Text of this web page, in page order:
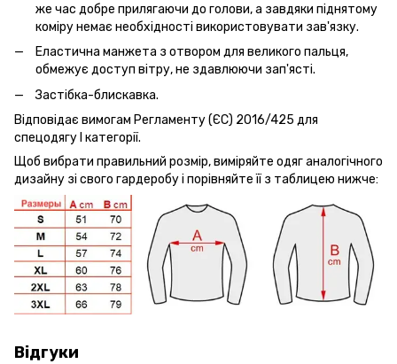
же час добре прилягаючи до голови, а завдяки піднятому
коміру немає необхідності використовувати зав'язку.
Еластична манжета з отвором для великого пальця,
обмежує доступ вітру, не здавлюючи зап'ясті.
Застібка-блискавка.
Відповідає вимогам Регламенту (ЄС) 2016/425 для
спецодягу І категорії.
Щоб вибрати правильний розмір, виміряйте одяг аналогічного
дизайну зі свого гардеробу і порівняйте її з таблицею нижче:
Відгуки